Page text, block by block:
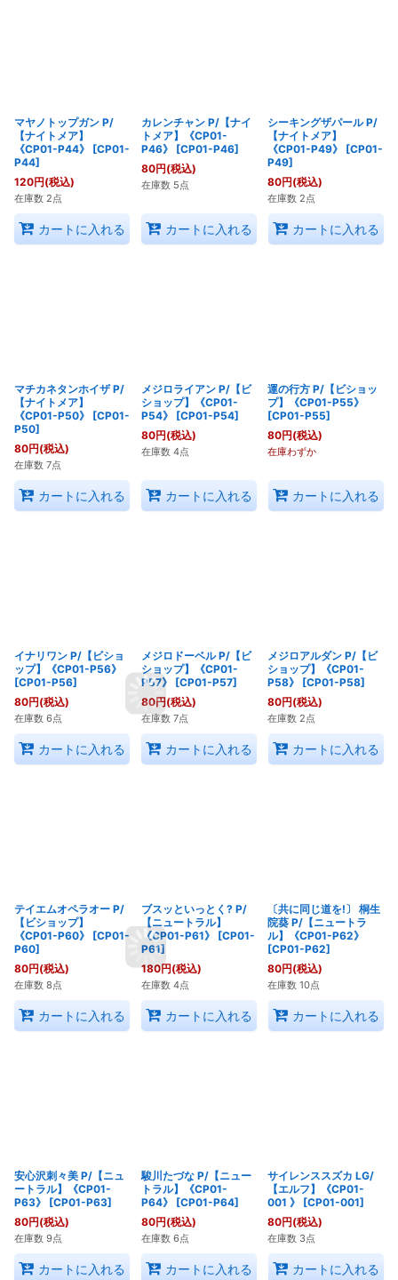
マヤノトップガン P/
【ナイトメア】
《CP01-P44》
[CP01-
P44]
120円(税込)
在庫数 2点
カートに入れる
カレンチャン P/【ナイ
トメア】《CP01-
P46》
[CP01-P46]
80円(税込)
在庫数 5点
カートに入れる
シーキングザパール P/
【ナイトメア】
《CP01-P49》
[CP01-
P49]
80円(税込)
在庫数 2点
カートに入れる
マチカネタンホイザ P/
【ナイトメア】
《CP01-P50》
[CP01-
P50]
80円(税込)
在庫数 7点
カートに入れる
メジロライアン P/【ビ
ショップ】《CP01-
P54》
[CP01-P54]
80円(税込)
在庫数 4点
カートに入れる
運の行方 P/【ビショッ
プ】《CP01-P55》
[CP01-P55]
80円(税込)
在庫わずか
カートに入れる
イナリワン P/【ビショ
ップ】《CP01-P56》
[CP01-P56]
80円(税込)
在庫数 6点
カートに入れる
メジロドーベル P/【ビ
ショップ】《CP01-
P57》
[CP01-P57]
80円(税込)
在庫数 7点
カートに入れる
メジロアルダン P/【ビ
ショップ】《CP01-
P58》
[CP01-P58]
80円(税込)
在庫数 2点
カートに入れる
テイエムオペラオー P/
【ビショップ】
《CP01-P60》
[CP01-
P60]
80円(税込)
在庫数 8点
カートに入れる
ブスッといっとく? P/
【ニュートラル】
《CP01-P61》
[CP01-
P61]
180円(税込)
在庫数 4点
カートに入れる
〔共に同じ道を!〕 桐生
院葵 P/【ニュートラ
ル】《CP01-P62》
[CP01-P62]
80円(税込)
在庫数 10点
カートに入れる
安心沢刺々美 P/【ニュ
ートラル】《CP01-
P63》
[CP01-P63]
80円(税込)
在庫数 9点
カートに入れる
駿川たづな P/【ニュー
トラル】《CP01-
P64》
[CP01-P64]
80円(税込)
在庫数 6点
カートに入れる
サイレンススズカ LG/
【エルフ】《CP01-
001 》
[CP01-001]
80円(税込)
在庫数 3点
カートに入れる